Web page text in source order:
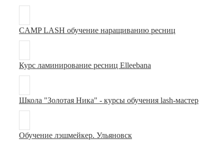
CAMP LASH обучение наращиванию ресниц
Курс ламинирование ресниц Elleebana
Школа "Золотая Ника" - курсы обучения lash-мастер
Обучение лэшмейкер. Ульяновск